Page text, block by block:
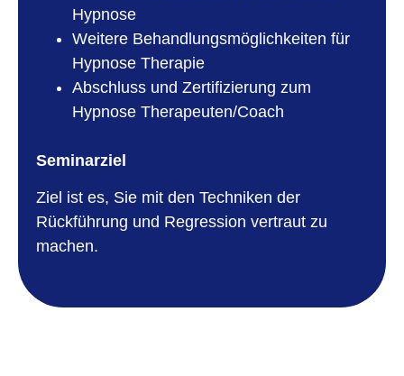
Hypnose
Weitere Behandlungsmöglichkeiten für
Hypnose Therapie
Abschluss und Zertifizierung zum
Hypnose Therapeuten/Coach
Seminarziel
Ziel ist es, Sie mit den Techniken der
Rückführung und Regression vertraut zu
machen.